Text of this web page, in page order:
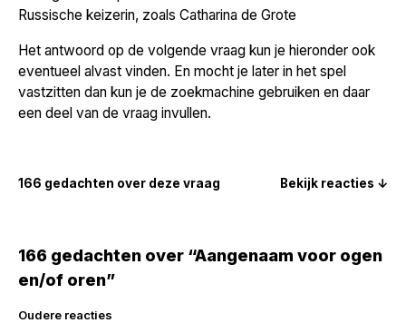
Russische keizerin, zoals Catharina de Grote
Het antwoord op de volgende vraag kun je hieronder ook
eventueel alvast vinden. En mocht je later in het spel
vastzitten dan kun je de zoekmachine gebruiken en daar
een deel van de vraag invullen.
166 gedachten over deze vraag Bekijk reacties ↓
166 gedachten over “Aangenaam voor ogen
en/of oren”
Reacties
Oudere reacties